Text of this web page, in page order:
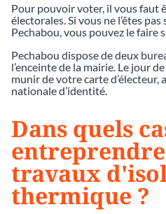
Pour pouvoir voter, il vous faut
électorales. Si vous ne l’êtes
Pechabou, vous pouvez le faire
Pechabou dispose de deux
l’enceinte de la mairie. Le jour
munir de votre carte d’électeur,
nationale d’identité.
Dans quels
travaux
thermique ?